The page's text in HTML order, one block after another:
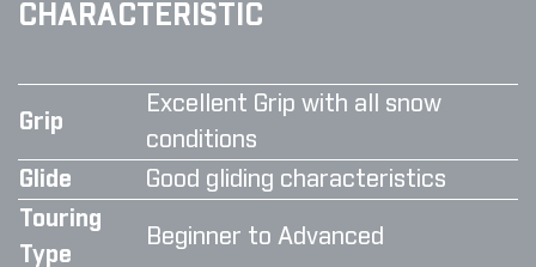
CHARACTERISTIC
Grip
Excellent Grip with all snow
conditions
Glide
Good gliding characteristics
Touring
Type
Beginner to Advanced